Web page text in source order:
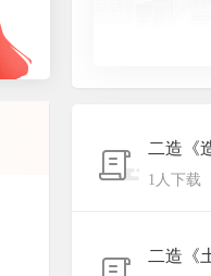
二造《
1人下载
二造《